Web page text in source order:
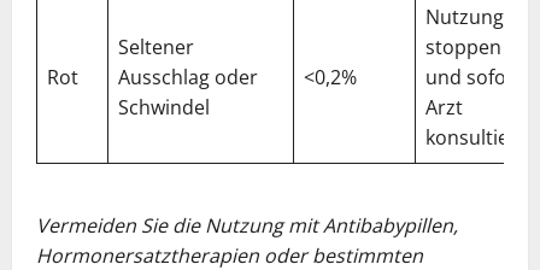
Rot
Seltener
Ausschlag oder
Schwindel
<0,2%
Nutzung
stoppen
und sofort
Arzt
konsultieren
Vermeiden Sie die Nutzung mit Antibabypillen,
Hormonersatztherapien oder bestimmten